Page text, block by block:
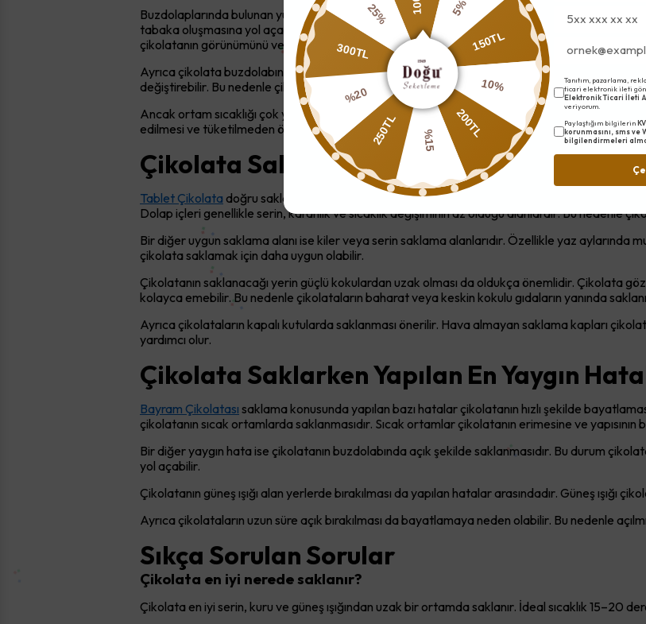
Buzdolaplarında bulunan yüksek nem oranı çikolatanın yüzeyinde yoğuşma oluşmasına
tabaka oluşmasına yol açar. Bu tabaka genellikle şeker veya kakao yağı kristalleşmesinden
çikolatanın görünümünü ve dokusunu olumsuz etkiler.
Ayrıca çikolata buzdolabındaki diğer gıdaların kokularını kolayca emebilir. Peynir, sebze veya
değiştirebilir. Bu nedenle çikolatanın buzdolabında saklanması genellikle önerilmez.
Ancak ortam sıcaklığı çok yüksekse çikolata kısa süreli olarak buzdolabında saklanabilir. Bu
edilmesi ve tüketilmeden önce oda sıcaklığına getirilmesi önerilir.
Çikolata Saklamak İçin En Uygun Yerler
Tablet Çikolata doğru saklanması için uygun bir yer seçmek oldukça önemlidir. En ideal
Dolap içleri genellikle serin, karanlık ve sıcaklık değişiminin az olduğu alanlardır. Bu nedenle
Bir diğer uygun saklama alanı ise kiler veya serin saklama alanlarıdır. Özellikle yaz aylarında
çikolata saklamak için daha uygun olabilir.
Çikolatanın saklanacağı yerin güçlü kokulardan uzak olması da oldukça önemlidir. Çikolata
kolayca emebilir. Bu nedenle çikolataların baharat veya keskin kokulu gıdaların yanında
Ayrıca çikolataların kapalı kutularda saklanması önerilir. Hava almayan saklama kapları
yardımcı olur.
Çikolata Saklarken Yapılan En Yaygın
Bayram Çikolatası saklama konusunda yapılan bazı hatalar çikolatanın hızlı şekilde
çikolatanın sıcak ortamlarda saklanmasıdır. Sıcak ortamlar çikolatanın erimesine ve yapısının
Bir diğer yaygın hata ise çikolatanın buzdolabında açık şekilde saklanmasıdır. Bu durum
yol açabilir.
Çikolatanın güneş ışığı alan yerlerde bırakılması da yapılan hatalar arasındadır. Güneş ışığı
Ayrıca çikolataların uzun süre açık bırakılması da bayatlamaya neden olabilir. Bu nedenle
Sıkça Sorulan Sorular
Çikolata en iyi nerede saklanır?
Çikolata en iyi serin, kuru ve güneş ışığından uzak bir ortamda saklanır. İdeal sıcaklık 15–20
5%
150TL
10%
200TL
%15
250TL
%20
300TL
Tanıtım, pazarlama,
ticari elektronik ileti
Elektronik Ticari İleti
veriyorum.
Paylaştığım bilgilerin
korunmasını, sms ve
bilgilendirmeleri